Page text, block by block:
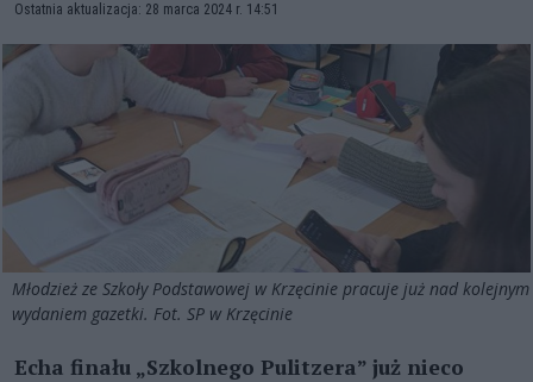
Ostatnia aktualizacja: 28 marca 2024 r. 14:51
Młodzież ze Szkoły Podstawowej w Krzęcinie pracuje już nad kolejnym
wydaniem gazetki. Fot. SP w Krzęcinie
Echa finału „Szkolnego Pulitzera” już nieco